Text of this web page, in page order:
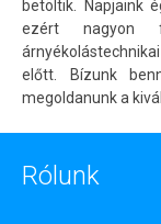
betöltik. Napjaink
ezért nagyon
előtt. Bízunk
megoldanunk a
Rólunk